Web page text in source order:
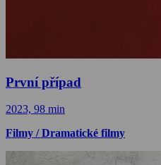
První případ
2023, 98 min
Filmy / Dramatické filmy